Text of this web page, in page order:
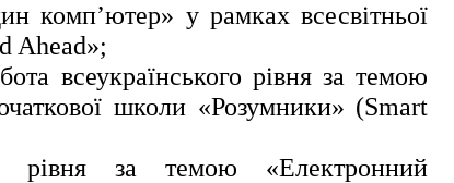
комп’ютер» у рамках всесвітньої
Ahead»;
всеукраїнського рівня за темою
школи «Розумники» (Smart
рівня за темою «Електронний